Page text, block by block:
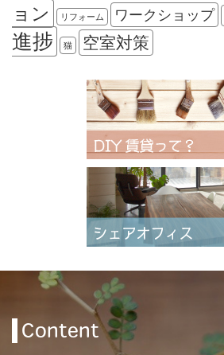
ョン
リフォーム ワークショップ
進捗
猫 空室対策
Content